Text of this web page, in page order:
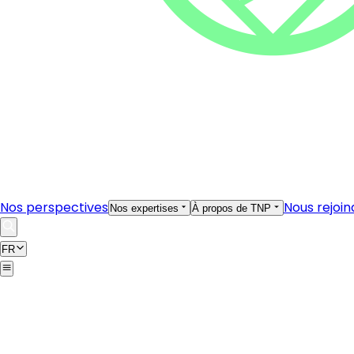
Nos perspectives Nos expertises À propos de TNP Nous
FR